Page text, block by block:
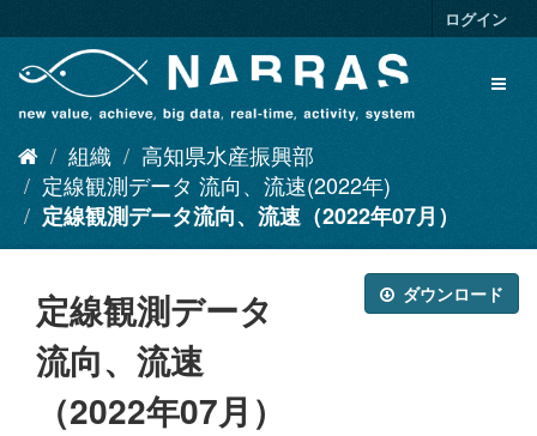
キ
ログイン
組織
高知県水産振興部
定線観測データ 流向、流速(2022年)
定線観測データ流向、流速（2022年07月）
ダウンロード
定線観測データ
流向、流速
（2022年07月）